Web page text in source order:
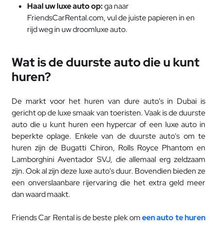
Haal uw luxe auto op:ga naar
FriendsCarRental.com, vul de juiste papieren in en
rijd weg in uw droomluxe auto.
Wat is de duurste auto die u kunt
huren?
De markt voor het huren van dure auto's in Dubai is
gericht op de luxe smaak van toeristen. Vaak is de duurste
auto die u kunt huren een hypercar of een luxe auto in
beperkte oplage. Enkele van de duurste auto's om te
huren zijn de Bugatti Chiron, Rolls Royce Phantom en
Lamborghini Aventador SVJ, die allemaal erg zeldzaam
zijn. Ook al zijn deze luxe auto's duur. Bovendien bieden ze
een onverslaanbare rijervaring die het extra geld meer
dan waard maakt.
Friends Car Rental is de beste plek omeen auto te huren